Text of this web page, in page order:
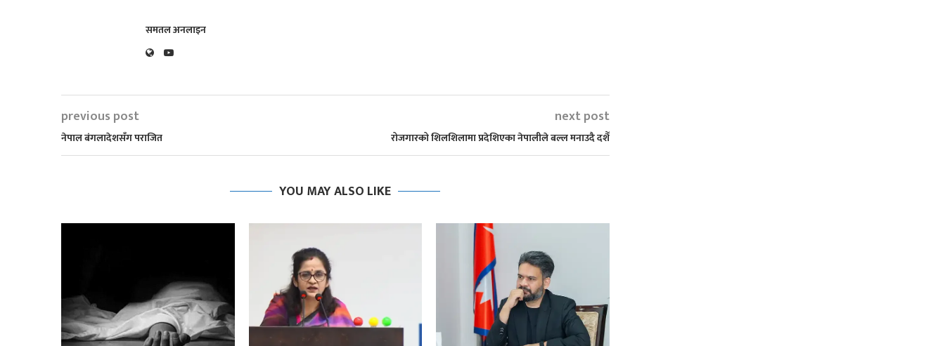
समतल अनलाइन
previous post
नेपाल बंगलादेशसँग पराजित
next post
रोजगारको शिलशिलामा प्रदेशिएका नेपालीले बल्ल मनाउदै दशैँ
YOU MAY ALSO LIKE